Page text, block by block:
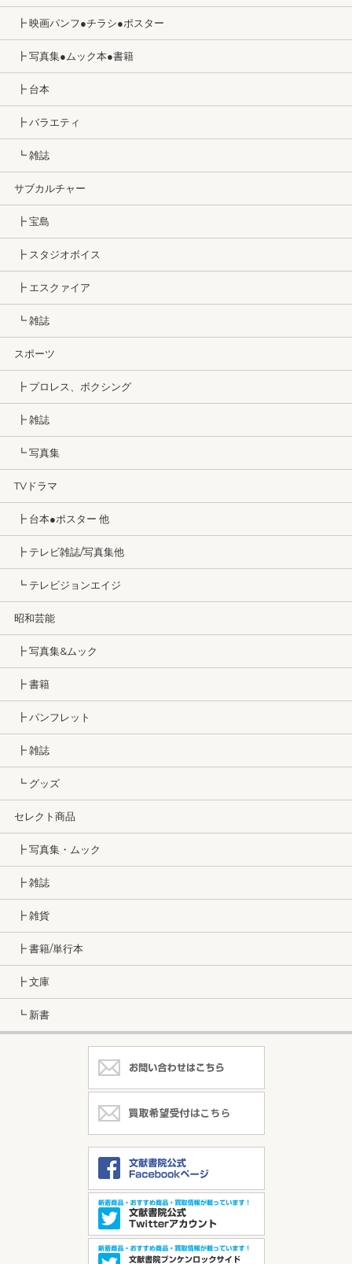
┣ 映画パンフ●チラシ●ポスター
┣ 写真集●ムック本●書籍
┣ 台本
┣ バラエティ
┗ 雑誌
サブカルチャー
┣ 宝島
┣ スタジオボイス
┣ エスクァイア
┗ 雑誌
スポーツ
┣ プロレス、ボクシング
┣ 雑誌
┗ 写真集
TVドラマ
┣ 台本●ポスター 他
┣ テレビ雑誌/写真集他
┗ テレビジョンエイジ
昭和芸能
┣ 写真集&ムック
┣ 書籍
┣ パンフレット
┣ 雑誌
┗ グッズ
セレクト商品
┣ 写真集・ムック
┣ 雑誌
┣ 雑貨
┣ 書籍/単行本
┣ 文庫
┗ 新書